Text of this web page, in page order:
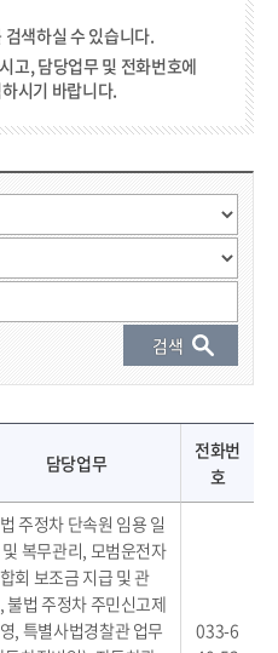
색하실 수 있습니다.
고, 담당업무 및 전화번호에
시기 바랍니다.
담당업무
전화번
호
주정차 단속원 임용 일
및 복무관리, 모범운전자
회 보조금 지급 및 관
불법 주정차 주민신고제
, 특별사법경찰관 업무
033-6